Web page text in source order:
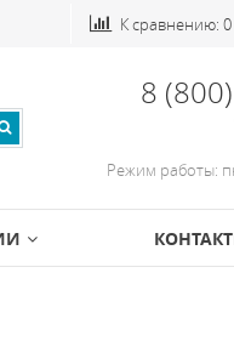
К сравнению: 0
8
Режим работы: